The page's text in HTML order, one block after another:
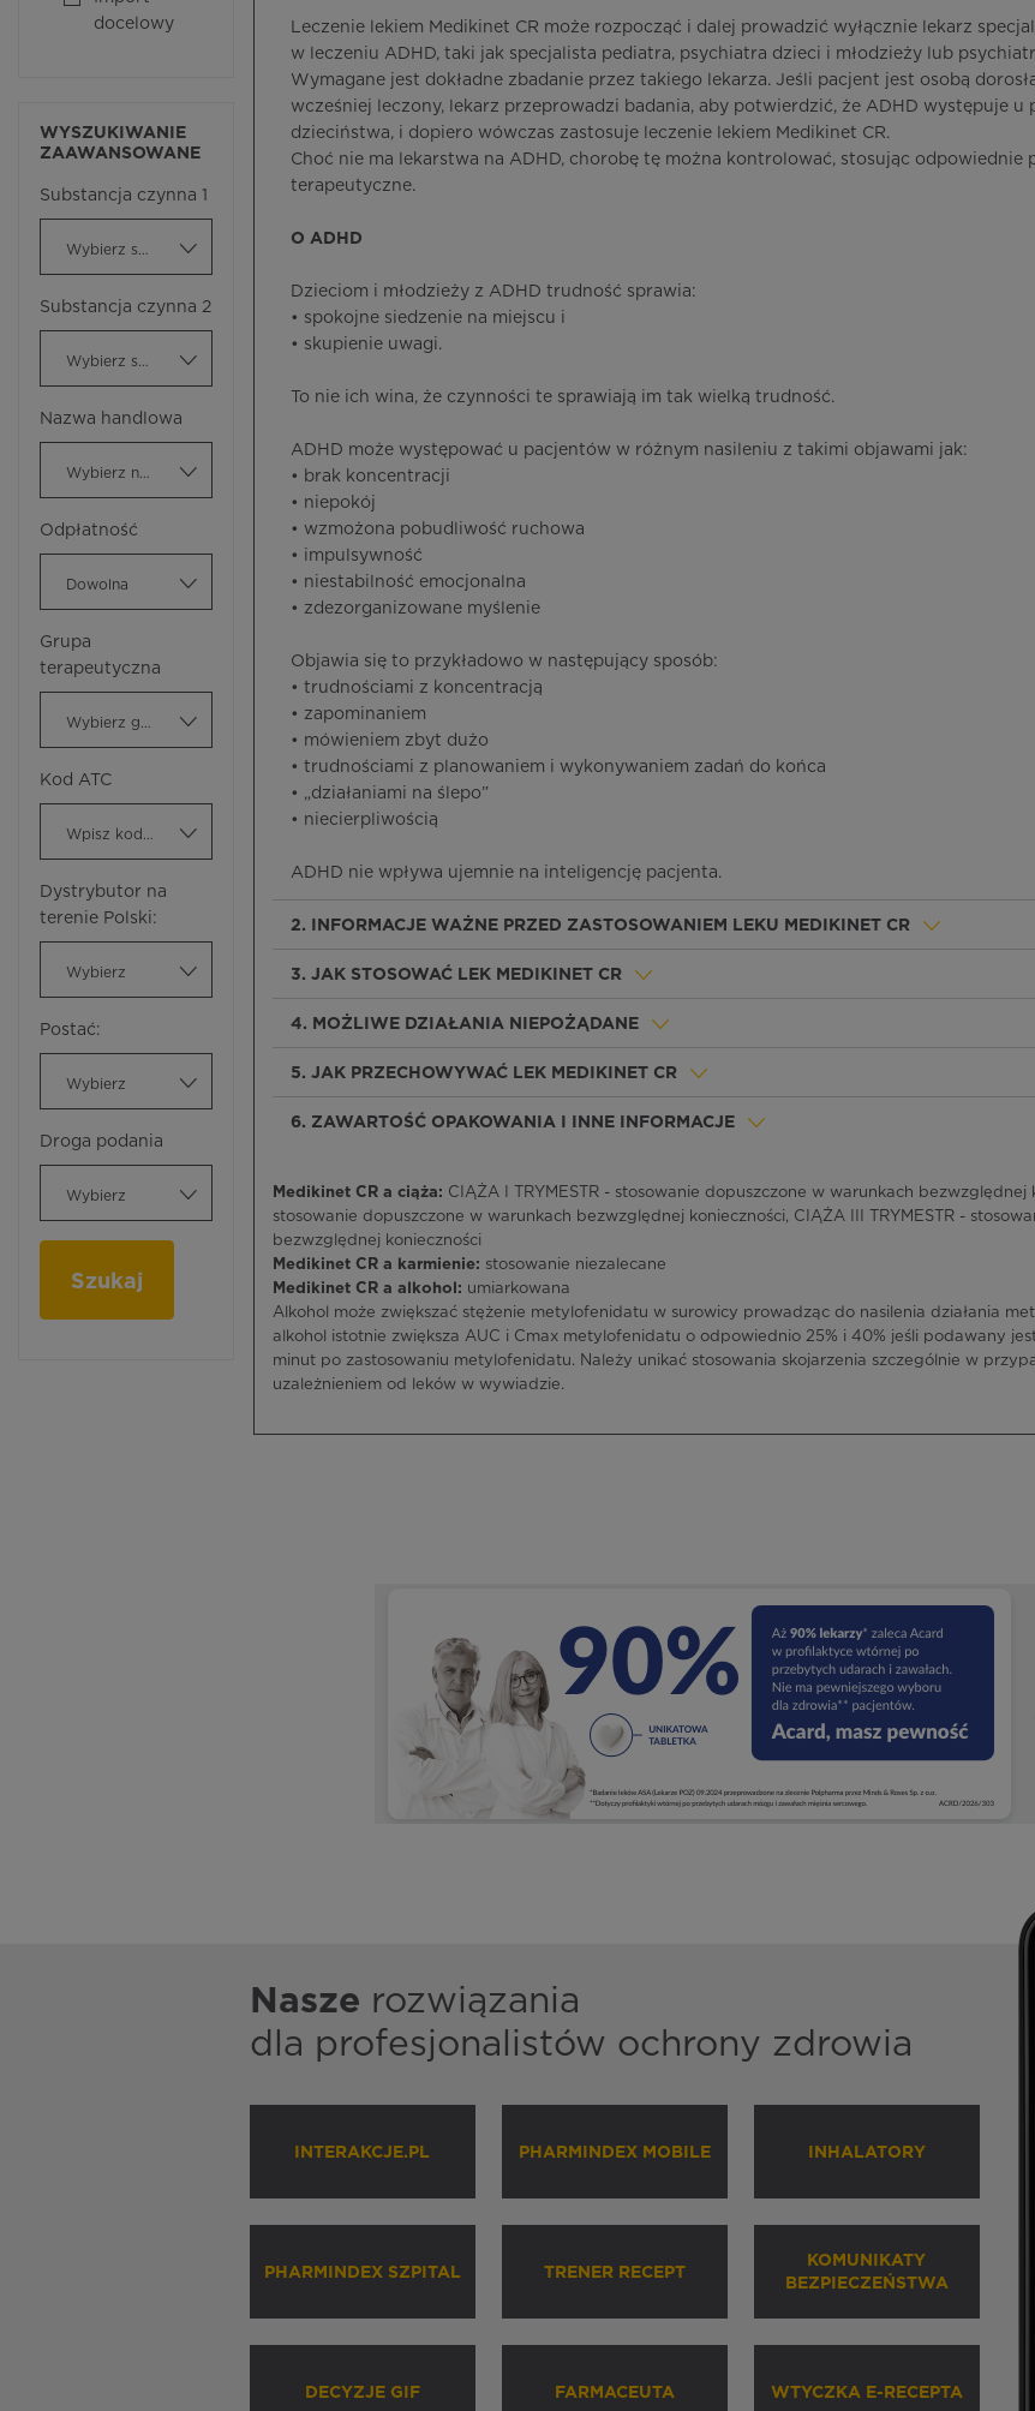
docelowy
WYSZUKIWANIE
ZAAWANSOWANE
Substancja czynna 1
Substancja czynna 2
Nazwa handlowa
Odpłatność
Dowolna
Grupa
terapeutyczna
Kod ATC
Dystrybutor na
terenie Polski:
Wybierz
Postać:
Wybierz
Droga podania
Wybierz
Szukaj
Leczenie lekiem Medikinet CR może rozpocząć i dalej prowadzić wyłącznie lekarz
w leczeniu ADHD, taki jak specjalista pediatra, psychiatra dzieci i młodzieży lub
Wymagane jest dokładne zbadanie przez takiego lekarza. Jeśli pacjent jest osobą
wcześniej leczony, lekarz przeprowadzi badania, aby potwierdzić, że ADHD występuje u
dzieciństwa, i dopiero wówczas zastosuje leczenie lekiem Medikinet CR.
Choć nie ma lekarstwa na ADHD, chorobę tę można kontrolować, stosując odpowiednie
terapeutyczne.
O ADHD
Dzieciom i młodzieży z ADHD trudność sprawia:
• spokojne siedzenie na miejscu i
• skupienie uwagi.
To nie ich wina, że czynności te sprawiają im tak wielką trudność.
ADHD może występować u pacjentów w różnym nasileniu z takimi objawami jak:
• brak koncentracji
• niepokój
• wzmożona pobudliwość ruchowa
• impulsywność
• niestabilność emocjonalna
• zdezorganizowane myślenie
Objawia się to przykładowo w następujący sposób:
• trudnościami z koncentracją
• zapominaniem
• mówieniem zbyt dużo
• trudnościami z planowaniem i wykonywaniem zadań do końca
• „działaniami na ślepo”
• niecierpliwością
ADHD nie wpływa ujemnie na inteligencję pacjenta.
2. INFORMACJE WAŻNE PRZED ZASTOSOWANIEM LEKU MEDIKINET CR
3. JAK STOSOWAĆ LEK MEDIKINET CR
4. MOŻLIWE DZIAŁANIA NIEPOŻĄDANE
5. JAK PRZECHOWYWAĆ LEK MEDIKINET CR
6. ZAWARTOŚĆ OPAKOWANIA I INNE INFORMACJE
Medikinet CR a ciąża: CIĄŻA I TRYMESTR - stosowanie dopuszczone w warunkach bezwzględnej
stosowanie dopuszczone w warunkach bezwzględnej konieczności, CIĄŻA III TRYMESTR -
bezwzględnej konieczności
Medikinet CR a karmienie: stosowanie niezalecane
Medikinet CR a alkohol: umiarkowana
Alkohol może zwiększać stężenie metylofenidatu w surowicy prowadząc do nasilenia działania
alkohol istotnie zwiększa AUC i Cmax metylofenidatu o odpowiednio 25% i 40% jeśli podawany
minut po zastosowaniu metylofenidatu. Należy unikać stosowania skojarzenia szczególnie w
uzależnieniem od leków w wywiadzie.
Nasze rozwiązania
dla profesjonalistów ochrony zdrowia
INTERAKCJE.PL PHARMINDEX MOBILE INHALATORY
PHARMINDEX SZPITAL TRENER RECEPT
KOMUNIKATY
BEZPIECZEŃSTWA
DECYZJE GIF FARMACEUTA WTYCZKA E-RECEPTA